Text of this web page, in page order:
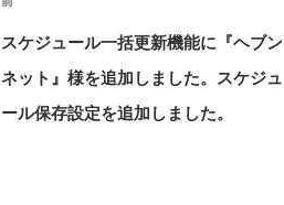
稿
ナ
ビ
前
の
投
稿
スケジュール一括更新機能に『ヘブン
ネット』様を追加しました。スケジュ
ール保存設定を追加しました。